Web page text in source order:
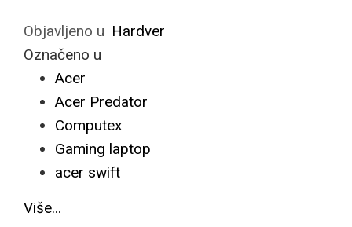
Objavljeno u Hardver
Označeno u
Acer
Acer Predator
Computex
Gaming laptop
acer swift
Više...